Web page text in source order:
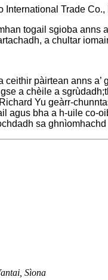
International Trade Co.,
togail sgioba anns
a chultar
pàirtean anns
a chèile a
Yu geàrr-
agus bha a h-uile co-
sa ghnìomhachd
Sìona